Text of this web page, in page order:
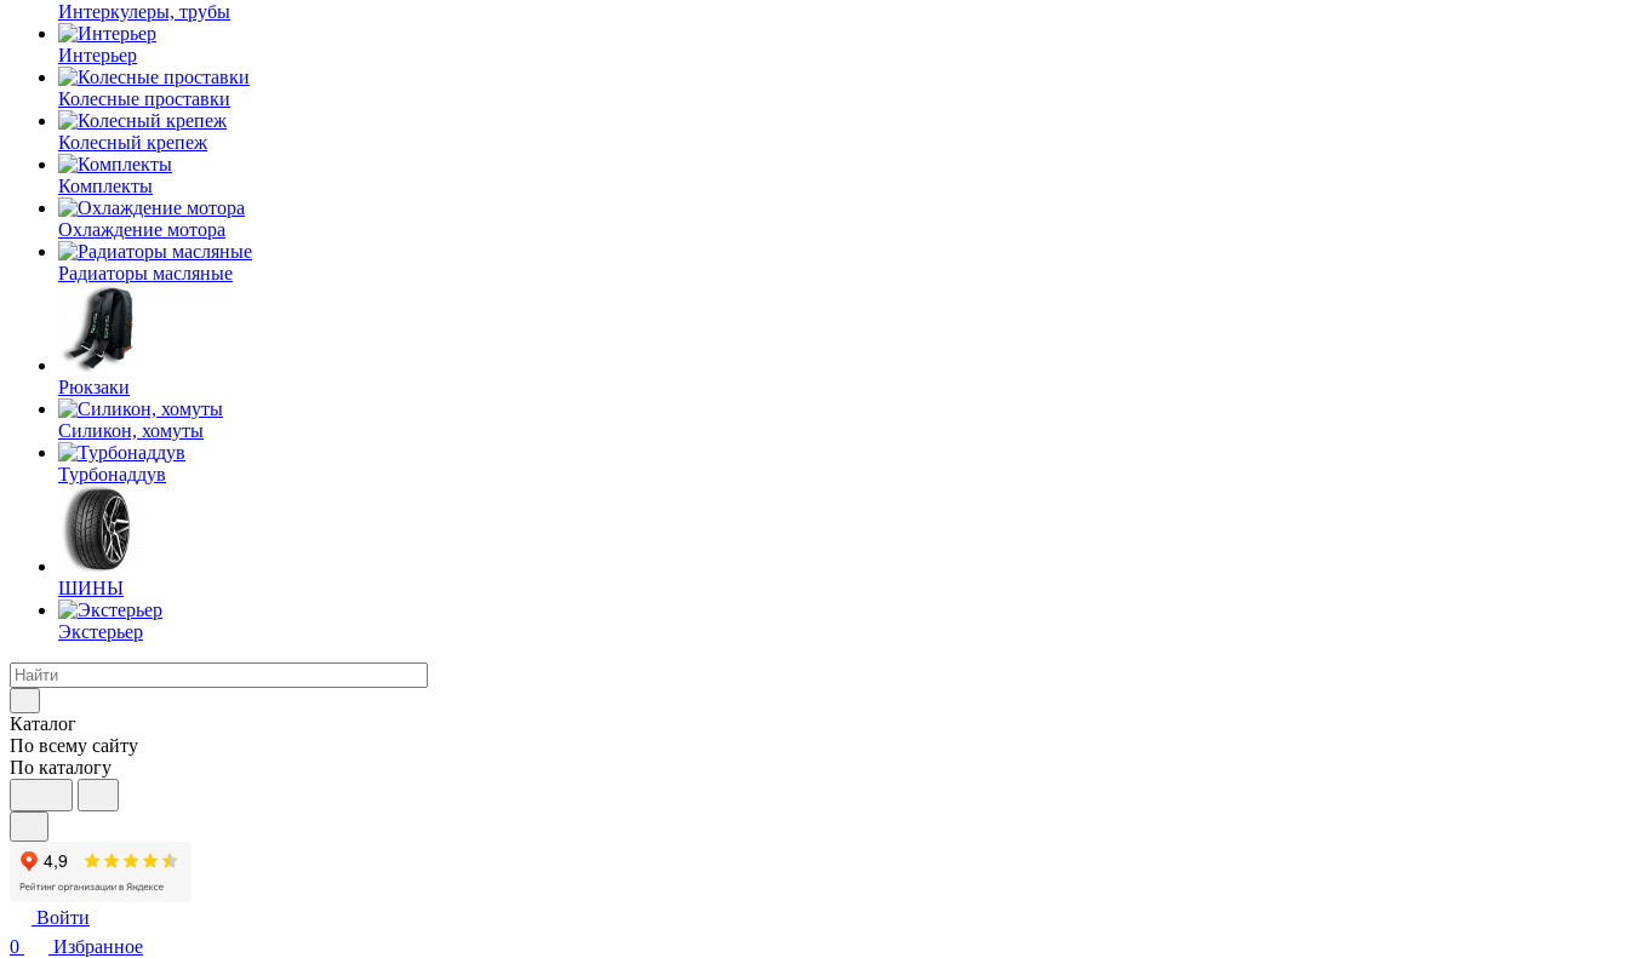
Интеркулеры, трубы
Интерьер
Колесные проставки
Колесный крепеж
Комплекты
Охлаждение мотора
Радиаторы масляные
Рюкзаки
Силикон, хомуты
Турбонаддув
ШИНЫ
Экстерьер
Каталог
По всему сайту
По каталогу
Войти
0
Избранное